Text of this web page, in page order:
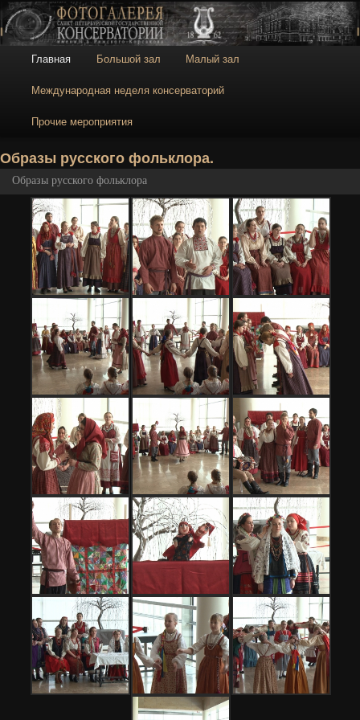
Галерея
Галерея Санкт-
Петербургской
консерватории
Главное меню
Перейти к основному содержимому
Перейти к дополнительному содержимому
Главная Большой зал Малый зал
Международная неделя консерваторий
Прочие мероприятия
Образы русского фольклора.
Образы русского фольклора